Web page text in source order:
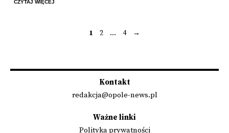
CZYTAJ WIĘCEJ
Stronicowanie
wpisów
1 2 … 4 →
Kontakt
redakcja@opole-news.pl
Ważne linki
Polityka prywatności